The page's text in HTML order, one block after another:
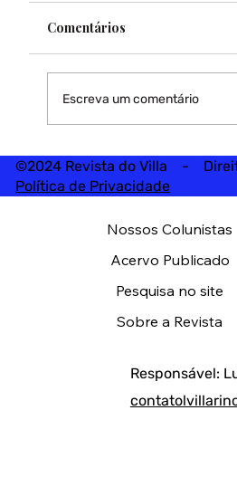
Comentários
Escreva um comentário
©2024 Revista do Villa -
Política de Privacidade
Responsável:
Nossos Colunistas
Acervo Publicado
Pesquisa no site
Sobre a Revista